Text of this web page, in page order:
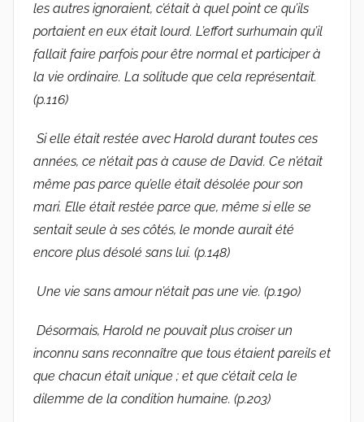
les autres ignoraient, c’était à quel point ce qu’ils
portaient en eux était lourd. L’effort surhumain qu’il
fallait faire parfois pour être normal et participer à
la vie ordinaire. La solitude que cela représentait.
(p.116)
Si elle était restée avec Harold durant toutes ces
années, ce n’était pas à cause de David. Ce n’était
même pas parce qu’elle était désolée pour son
mari. Elle était restée parce que, même si elle se
sentait seule à ses côtés, le monde aurait été
encore plus désolé sans lui. (p.148)
Une vie sans amour n’était pas une vie. (p.190)
Désormais, Harold ne pouvait plus croiser un
inconnu sans reconnaître que tous étaient pareils et
que chacun était unique ; et que c’était cela le
dilemme de la condition humaine. (p.203)